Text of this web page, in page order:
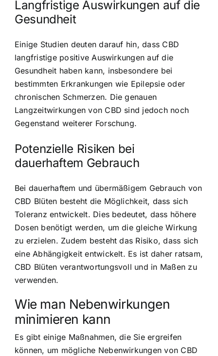
Langfristige Auswirkungen auf die
Gesundheit
Einige Studien deuten darauf hin, dass CBD
langfristige positive Auswirkungen auf die
Gesundheit haben kann, insbesondere bei
bestimmten Erkrankungen wie Epilepsie oder
chronischen Schmerzen. Die genauen
Langzeitwirkungen von CBD sind jedoch noch
Gegenstand weiterer Forschung.
Potenzielle Risiken bei
dauerhaftem Gebrauch
Bei dauerhaftem und übermäßigem Gebrauch von
CBD Blüten besteht die Möglichkeit, dass sich
Toleranz entwickelt. Dies bedeutet, dass höhere
Dosen benötigt werden, um die gleiche Wirkung
zu erzielen. Zudem besteht das Risiko, dass sich
eine Abhängigkeit entwickelt. Es ist daher ratsam,
CBD Blüten verantwortungsvoll und in Maßen zu
verwenden.
Wie man Nebenwirkungen
minimieren kann
Es gibt einige Maßnahmen, die Sie ergreifen
können, um mögliche Nebenwirkungen von CBD